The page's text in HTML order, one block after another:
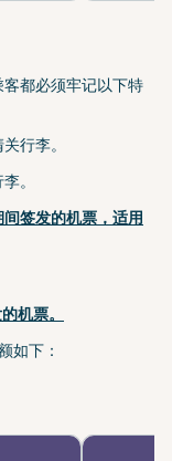
都必须牢记以下特
行李。
。
间签发的机票，适用
机票。
如下：